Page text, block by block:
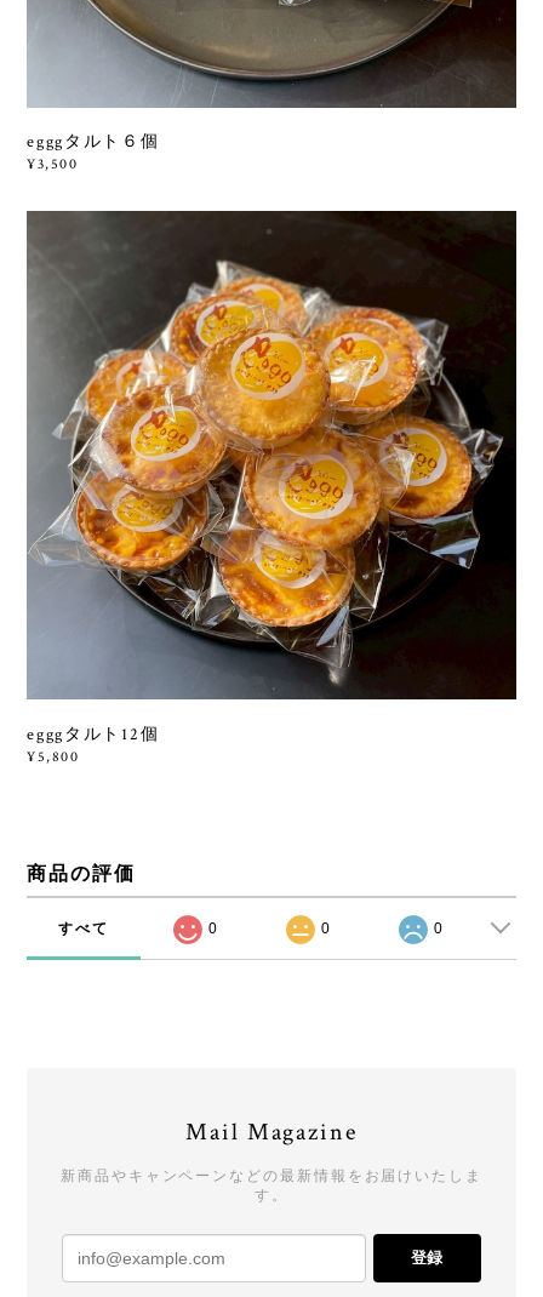
egggタルト６個
¥3,500
egggタルト12個
¥5,800
商品の評価
すべて 0 0 0
Mail Magazine
新商品やキャンペーンなどの最新情報をお届けいたしま
す。
登録